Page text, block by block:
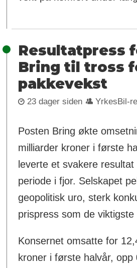
Resultatpress
Bring til tross
pakkevekst
23 dager siden YrkesBil-
Posten Bring økte
milliarder kroner i første
leverte et svakere
periode i fjor. Selskapet
geopolitisk uro, sterk
prispress som de viktigste
Konsernet omsatte for
kroner i første halvår,